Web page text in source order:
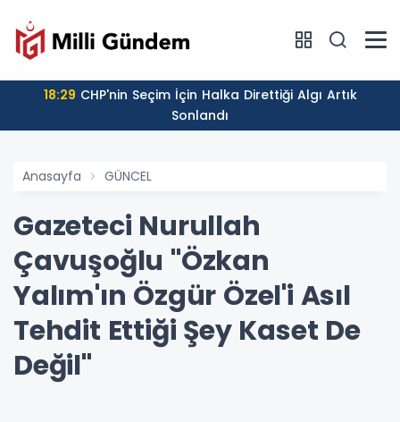
18:29
Sonlandı
Anasayfa GÜNCEL
Gazeteci Nurullah
Çavuşoğlu "Özkan
Yalım'ın Özgür Özel'i Asıl
Tehdit Ettiği Şey Kaset De
Değil"